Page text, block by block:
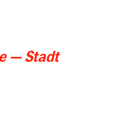
— Stadt